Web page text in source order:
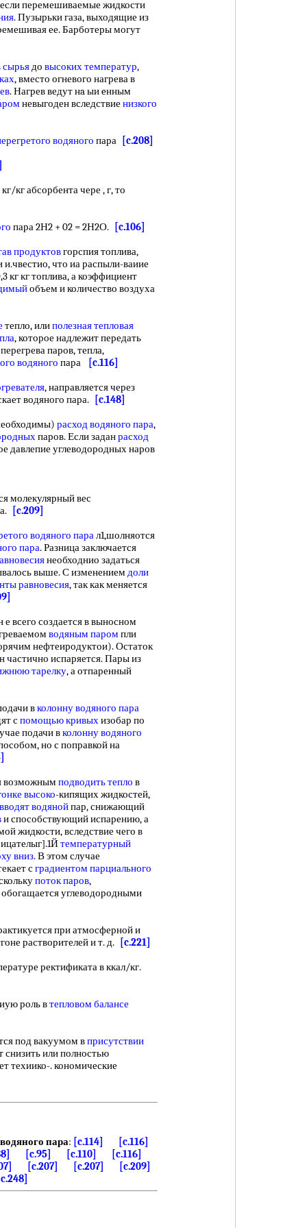
перемешиваемые жидкости
. Пузырьки газа, выходящие из
ее. Барботеры могут
сырьядо высоких температур,
, вместо огневого нагрева в
. Нагрев ведут нa ыи eнным
невыгоден вследствие низкого
водяного пара
[c.208]
кг абсорбента чере , г, то
пара 2Н2 + 02 = 2Н2О.
[c.106]
продуктовгорспия топлива,
что иа распыли-ваиие
кг кг топлива, а коэффициент
объем и количество воздуха
тепло, илиполезная тепловая
, которое надлежит передать
паров, тепла,
водяного пара
[c.116]
, направляется через
водяного пара.
[c.148]
расход водяного пара,
паров. Если заданрасход
давлепие углеводородных наров
молекулярный вес
[c.209]
водяного парал1,шолняотся
пара. Разница заключается
необходнио задаться
выше. С изменением доли
равновесия, так как меняется
е всего создается в выносном
водяным паром пли
нефтеиродуктои). Остаток
частично испаряется. Пары из
тарелку, а отпаренный
вколонну водяного пара
спомощью кривыхизобар по
подачи вколонну водяного
но с поправкой на
возможным подводить тепло в
высоко-кипящих жидкостей,
водянойпар, снижающий
и способствующий испарению, а
жидкости, вследствие чего в
температурный
вниз. В этом случае
сградиентом парциального
поток паров,
обогащается углеводородными
при атмосферной и
растворителей и т. д.
[c.221]
ректификата в ккал/кг.
роль втепловом балансе
под вакуумом вприсутствии
снизить или полностью
техиико-. кономические
водяного пара: [c.114]
[c.116]
[c.95] [c.110]
[c.116]
[c.207] [c.207]
[c.209]